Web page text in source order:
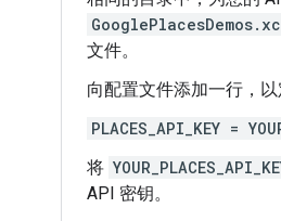
文件。
向配置文件添加一行，以
PLACES_API_KEY =
将
API 密钥。